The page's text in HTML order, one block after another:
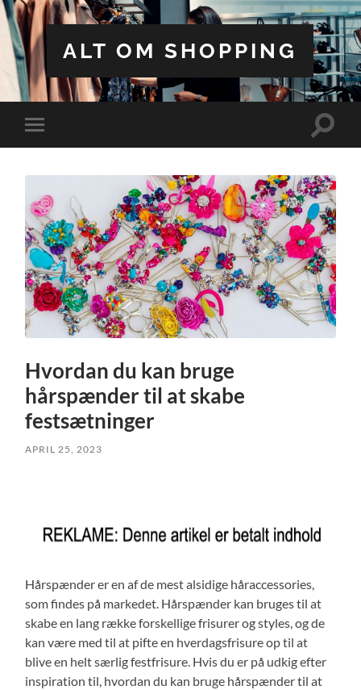
ALT OM SHOPPING
Toggle
mobile
Toggle
Hvordan du kan bruge
hårspænder til at skabe
festsætninger
APRIL 25, 2023
Hårspænder er en af de mest alsidige håraccessories,
som findes på markedet. Hårspænder kan bruges til at
skabe en lang række forskellige frisurer og styles, og de
kan være med til at pifte en hverdagsfrisure op til at
blive en helt særlig festfrisure. Hvis du er på udkig efter
inspiration til, hvordan du kan bruge hårspænder til at